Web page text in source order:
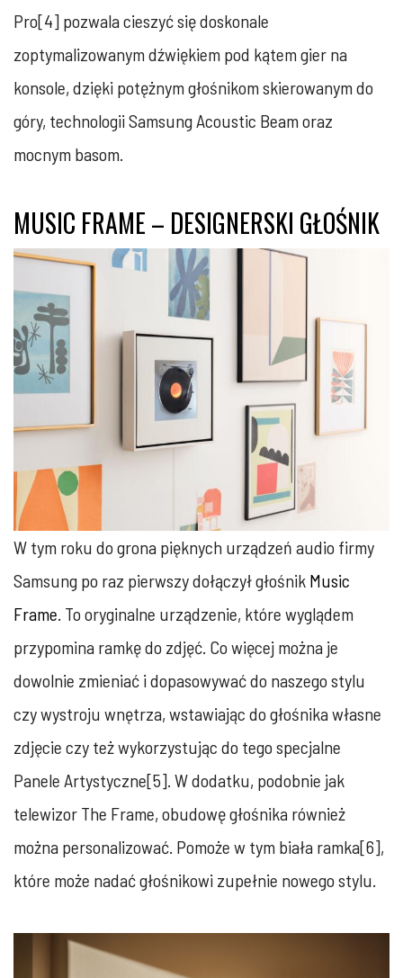
Pro[4] pozwala cieszyć się doskonale
zoptymalizowanym dźwiękiem pod kątem gier na
konsole, dzięki potężnym głośnikom skierowanym do
góry, technologii Samsung Acoustic Beam oraz
mocnym basom.
MUSIC FRAME – DESIGNERSKI GŁOŚNIK
W tym roku do grona pięknych urządzeń audio firmy
Samsung po raz pierwszy dołączył głośnik Music
Frame. To oryginalne urządzenie, które wyglądem
przypomina ramkę do zdjęć. Co więcej można je
dowolnie zmieniać i dopasowywać do naszego stylu
czy wystroju wnętrza, wstawiając do głośnika własne
zdjęcie czy też wykorzystując do tego specjalne
Panele Artystyczne[5]. W dodatku, podobnie jak
telewizor The Frame, obudowę głośnika również
można personalizować. Pomoże w tym biała ramka[6],
które może nadać głośnikowi zupełnie nowego stylu.